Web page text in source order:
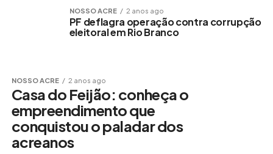
NOSSO ACRE 2 anos ago
PF deflagra operação contra corrupção
eleitoral em Rio Branco
NOSSO ACRE 2 anos ago
Casa do Feijão: conheça o
empreendimento que
conquistou o paladar dos
acreanos